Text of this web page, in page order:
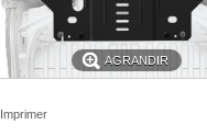
AGRANDIR
Imprimer